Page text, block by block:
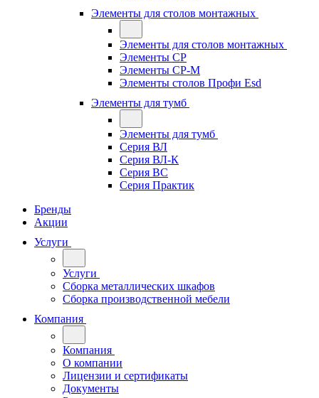
Элементы для столов монтажных
Элементы для столов монтажных
Элементы СР
Элементы СР-М
Элементы столов Профи Esd
Элементы для тумб
Элементы для тумб
Серия ВЛ
Серия ВЛ-К
Серия ВС
Серия Практик
Бренды
Акции
Услуги
Услуги
Сборка металлических шкафов
Сборка производственной мебели
Компания
Компания
О компании
Лицензии и сертификаты
Документы